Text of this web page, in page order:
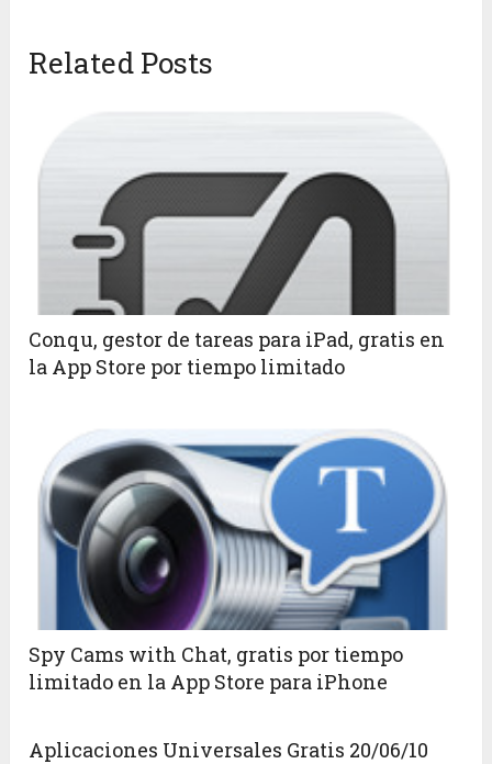
Related Posts
Conqu, gestor de tareas para iPad, gratis en
la App Store por tiempo limitado
Spy Cams with Chat, gratis por tiempo
limitado en la App Store para iPhone
Aplicaciones Universales Gratis 20/06/10